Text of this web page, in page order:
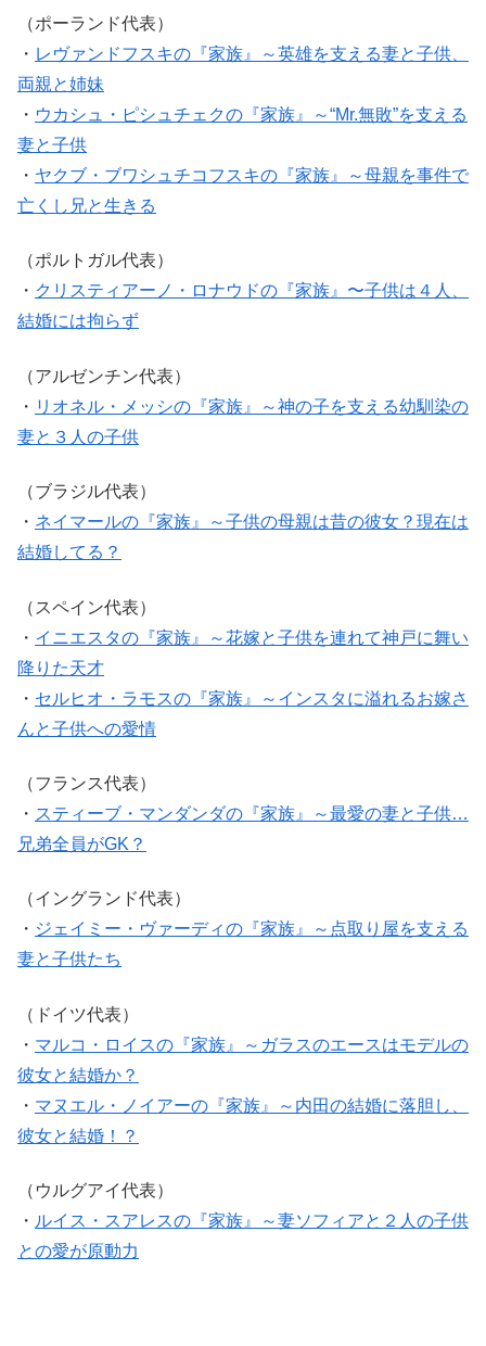
（ポーランド代表）
・ レヴァンドフスキの『家族』～英雄を支える妻と子供、
両親と姉妹
・ ウカシュ・ピシュチェクの『家族』～“Mr.無敗”を支える
妻と子供
・ ヤクブ・ブワシュチコフスキの『家族』～母親を事件で
亡くし兄と生きる
（ポルトガル代表）
・ クリスティアーノ・ロナウドの『家族』〜子供は４人、
結婚には拘らず
（アルゼンチン代表）
・ リオネル・メッシの『家族』～神の子を支える幼馴染の
妻と３人の子供
（ブラジル代表）
・ ネイマールの『家族』～子供の母親は昔の彼女？現在は
結婚してる？
（スペイン代表）
・ イニエスタの『家族』～花嫁と子供を連れて神戸に舞い
降りた天才
・ セルヒオ・ラモスの『家族』～インスタに溢れるお嫁さ
んと子供への愛情
（フランス代表）
・ スティーブ・マンダンダの『家族』～最愛の妻と子供…
兄弟全員がGK？
（イングランド代表）
・ ジェイミー・ヴァーディの『家族』～点取り屋を支える
妻と子供たち
（ドイツ代表）
・ マルコ・ロイスの『家族』～ガラスのエースはモデルの
彼女と結婚か？
・ マヌエル・ノイアーの『家族』～内田の結婚に落胆し、
彼女と結婚！？
（ウルグアイ代表）
・ ルイス・スアレスの『家族』～妻ソフィアと２人の子供
との愛が原動力